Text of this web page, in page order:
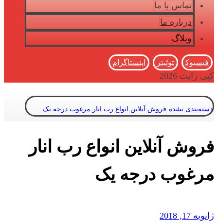
تماس با ما
درباره ما
وبلاگ
فیسبوک توئیتر اینستاگرام
کپی رایت 2026
دسته‌بندی نشده فروش آنلاین انواع رب انار مرغوب درجه یک
فروش آنلاین انواع رب انار
مرغوب درجه یک
ژانویه 17, 2018